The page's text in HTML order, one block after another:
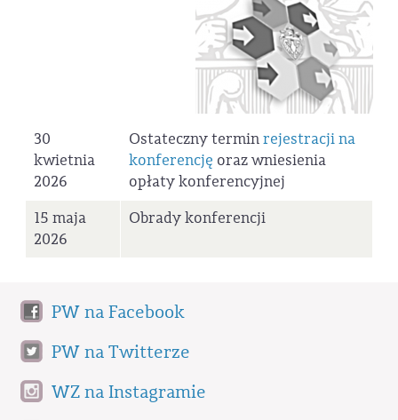
30
kwietnia
2026
Ostateczny terminrejestracji na
konferencję oraz wniesienia
opłaty konferencyjnej
15 maja
2026
Obrady konferencji
PW na Facebook
PW na Twitterze
WZ na Instagramie